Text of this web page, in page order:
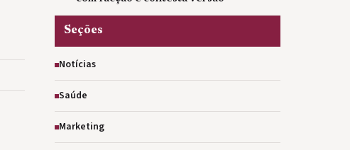
Seções
Notícias
Saúde
Marketing